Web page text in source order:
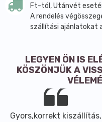
Ft-tól, Utánvét
A rendelés
szállítási ajánlatokat
LEGYEN ÖN IS
KÖSZÖNJÜK A
Gyors,korrekt kiszállítás,